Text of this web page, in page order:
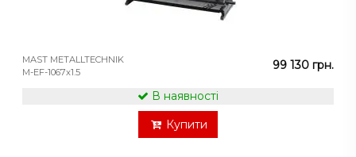
MAST METALLTECHNIK
M-EF-1067x1.5
99 130 грн.
В наявності
Купити